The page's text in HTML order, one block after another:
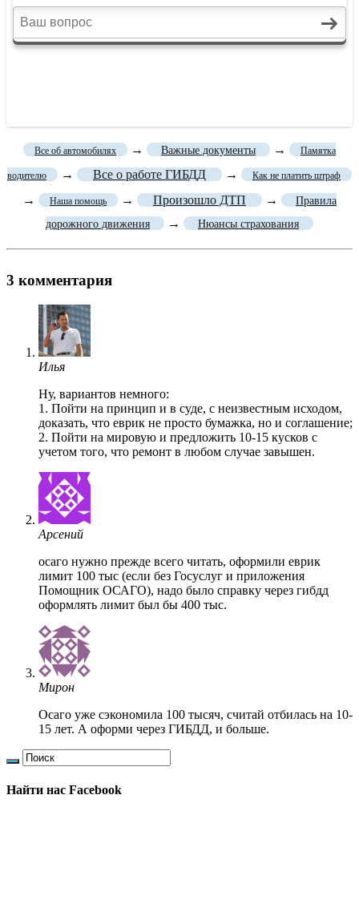
Все об автомобилях → Важные документы → Памятка
водителю → Все о работе ГИБДД → Как не платить штраф
→ Наша помощь → Произошло ДТП →
Правила
дорожного движения
→ Нюансы страхования
3 комментария
Илья
Ну, вариантов немного:
1. Пойти на принцип и в суде, с неизвестным исходом,
доказать, что еврик не просто бумажка, но и соглашение;
2. Пойти на мировую и предложить 10-15 кусков с
учетом того, что ремонт в любом случае завышен.
Арсений
осаго нужно прежде всего читать, оформили еврик
лимит 100 тыс (если без Госуслуг и приложения
Помощник ОСАГО), надо было справку через гибдд
оформлять лимит был бы 400 тыс.
Мирон
Осаго уже сэкономила 100 тысяч, считай отбилась на 10-
15 лет. А оформи через ГИБДД, и больше.
Найти нас Facebook